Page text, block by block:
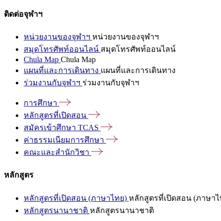
ติดต่อจุฬาฯ
หน่วยงานของจุฬาฯ หน่วยงานของจุฬาฯ
สมุดโทรศัพท์ออนไลน์ สมุดโทรศัพท์ออนไลน์
Chula Map Chula Map
แผนที่และการเดินทาง แผนที่และการเดินทาง
ร่วมงานกับจุฬาฯ ร่วมงานกับจุฬาฯ
การศึกษา
หลักสูตรที่เปิดสอน
สมัครเข้าศึกษา TCAS
ค่าธรรมเนียมการศึกษา
คณะและสำนักวิชา
หลักสูตร
หลักสูตรที่เปิดสอน (ภาษาไทย) หลักสูตรที่เปิดสอน (ภาษาไ
หลักสูตรนานาชาติ หลักสูตรนานาชาติ